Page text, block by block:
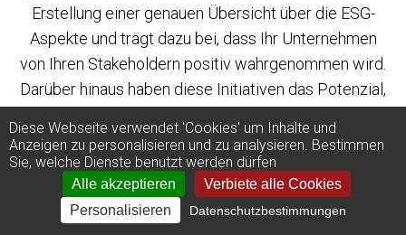
Erstellung einer genauen Übersicht über die ESG-
Aspekte und trägt dazu bei, dass Ihr Unternehmen
von Ihren Stakeholdern positiv wahrgenommen wird.
Darüber hinaus haben diese Initiativen das Potenzial,
ihren Kunden zu vereinfachen, da diese wissen,
welche ESG-Themen berücksichtigt werden,
vorausgesetzt, die Kriterien für die Kennzeichnung
sind klar.
Diese Webseite verwendet 'Cookies' um Inhalte und
Anzeigen zu personalisieren und zu analysieren. Bestimmen
Sie, welche Dienste benutzt werden dürfen
Alle akzeptieren
Verbiete alle Cookies
Personalisieren
Datenschutzbestimmungen